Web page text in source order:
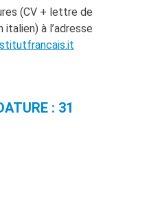
(CV + lettre de
à l’adresse
: 31